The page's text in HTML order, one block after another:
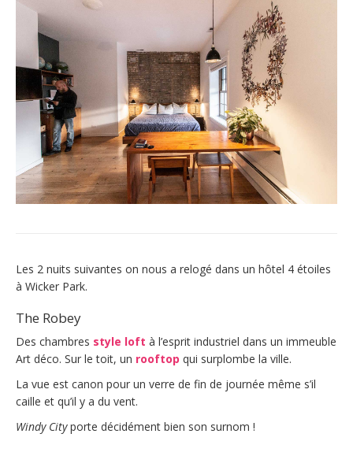
Les 2 nuits suivantes on nous a relogé dans un hôtel 4 étoiles
à Wicker Park.
The Robey
Des chambres style loft à l’esprit industriel dans un immeuble
Art déco. Sur le toit, un rooftop qui surplombe la ville.
La vue est canon pour un verre de fin de journée même s’il
caille et qu’il y a du vent.
Windy Cityporte décidément bien son surnom !